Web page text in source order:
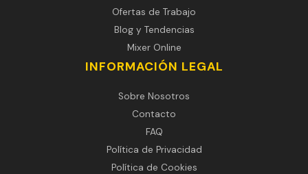
Ofertas de Trabajo
Blog y Tendencias
Mixer Online
INFORMACIÓN LEGAL
Sobre Nosotros
Contacto
FAQ
Política de Privacidad
Política de Cookies